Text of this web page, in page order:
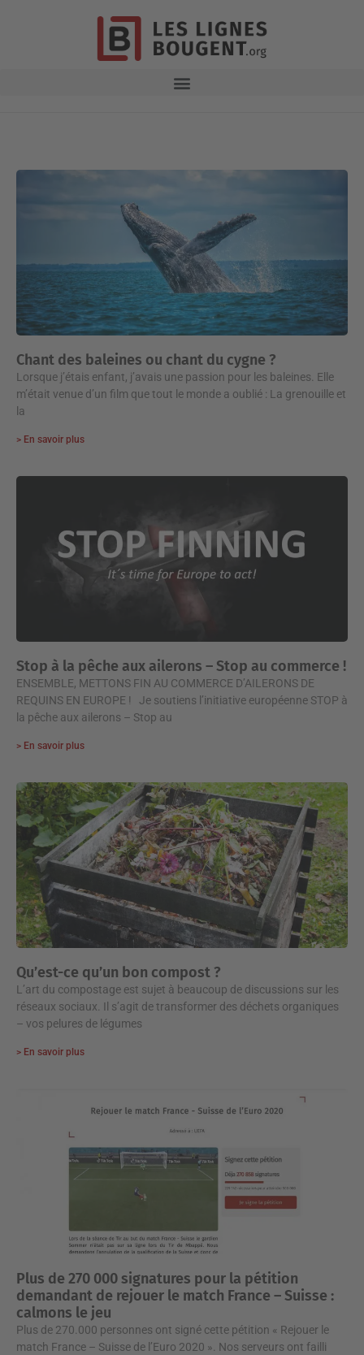
Chant des baleines ou chant du cygne ?
Lorsque j’étais enfant, j’avais une passion pour les baleines. Elle
m’était venue d’un film que tout le monde a oublié : La grenouille et
la
> En savoir plus
Stop à la pêche aux ailerons – Stop au commerce !
ENSEMBLE, METTONS FIN AU COMMERCE D’AILERONS DE
REQUINS EN EUROPE ! Je soutiens l’initiative européenne STOP à
la pêche aux ailerons – Stop au
> En savoir plus
Qu’est-ce qu’un bon compost ?
L’art du compostage est sujet à beaucoup de discussions sur les
réseaux sociaux. Il s’agit de transformer des déchets organiques
– vos pelures de légumes
> En savoir plus
Plus de 270 000 signatures pour la pétition
demandant de rejouer le match France – Suisse :
calmons le jeu
Plus de 270.000 personnes ont signé cette pétition « Rejouer le
match France – Suisse de l’Euro 2020 ». Nos serveurs ont failli